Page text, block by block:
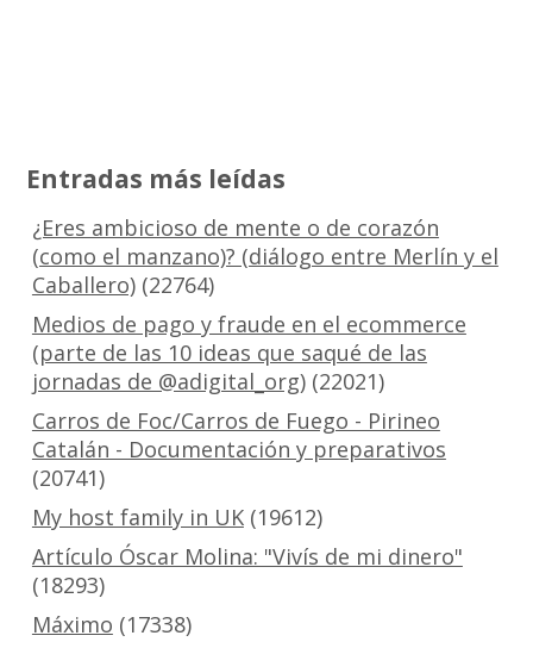
Entradas más leídas
¿Eres ambicioso de mente o de corazón
(como el manzano)? (diálogo entre Merlín y el
Caballero)(22764)
Medios de pago y fraude en el ecommerce
(parte de las 10 ideas que saqué de las
jornadas de @adigital_org)(22021)
Carros de Foc/Carros de Fuego - Pirineo
Catalán - Documentación y preparativos
(20741)
My host family in UK(19612)
Artículo Óscar Molina: "Vivís de mi dinero"
(18293)
Máximo (17338)